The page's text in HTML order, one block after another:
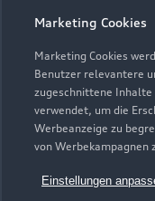
Marketing Cookies
Marketing Cookies
Benutzer relevantere
zugeschnittene Inhalte
verwendet, um die
Werbeanzeige zu
von Werbekampagnen
Einstellungen
verschiedene
Bankleistungen (durch
Leasingleistungen
Volkswagen
(u. a. durch
Das Autohaus ist